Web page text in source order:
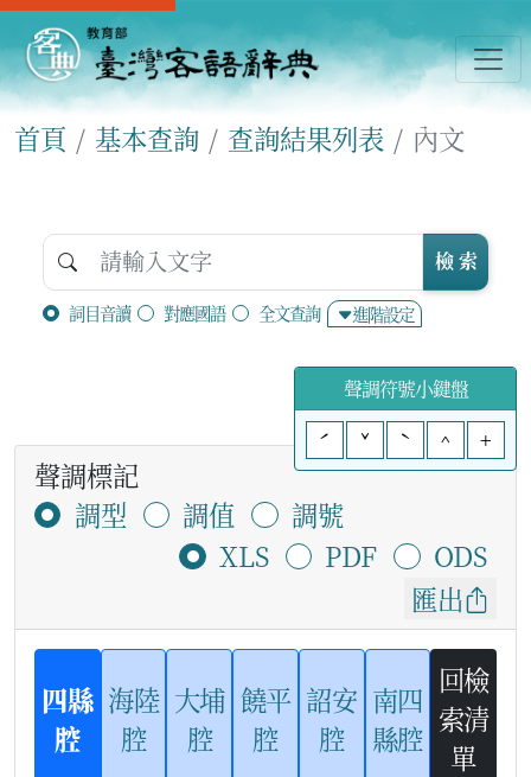
首頁 基本查詢 查詢結果列表 內文
詞目音讀 對應國語 全文查詢 進階設定
檢 索
聲調符號小鍵盤
ˊ
ˇ ˋ ^ +
聲調標記
調型
調值
調號
XLS
PDF
ODS
匯出
四縣
腔
海陸
腔
大埔
腔
饒平
腔
詔安
腔
南四
縣腔
回檢
索清
單